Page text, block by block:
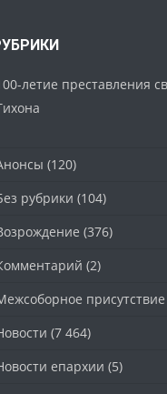
летие преставления
(120)
рубрики (104)
(376)
(2)
присутствие
(7 464)
епархии (5)